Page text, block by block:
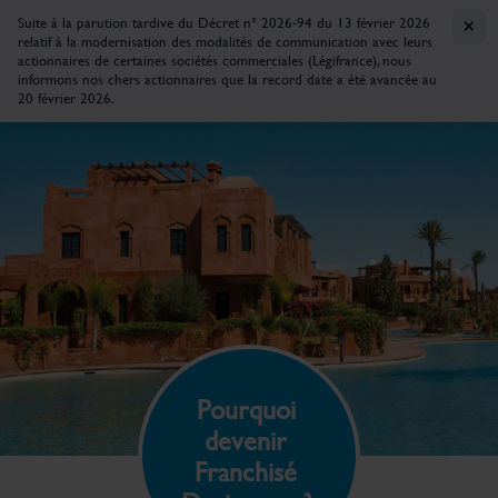
Suite à la parution tardive du Décret n° 2026-94 du 13 février 2026
relatif à la modernisation des modalités de communication avec leurs
actionnaires de certaines sociétés commerciales (Légifrance), nous
informons nos chers actionnaires que la record date a été avancée au
20 février 2026.
×
Pourquoi
devenir
Franchisé